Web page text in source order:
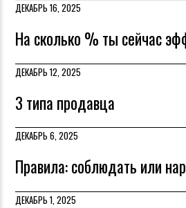
ДЕКАБРЬ 16, 2025
На сколько % ты сейчас
ДЕКАБРЬ 12, 2025
3 типа продавца
ДЕКАБРЬ 6, 2025
Правила: соблюдать или
ДЕКАБРЬ 1, 2025